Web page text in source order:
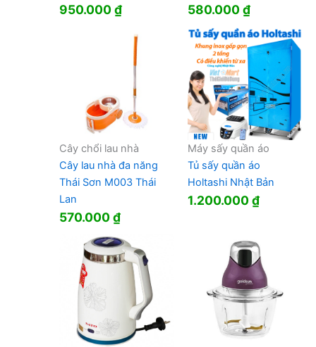
950.000₫ 580.000₫
Cây chổi lau nhà
Cây lau nhà đa năng
Thái Sơn M003 Thái
Lan
570.000₫
Máy sấy quần áo
Tủ sấy quần áo
Holtashi Nhật Bản
1.200.000₫